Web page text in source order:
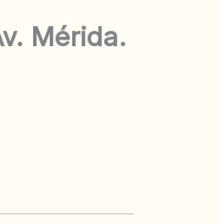
Mérida.